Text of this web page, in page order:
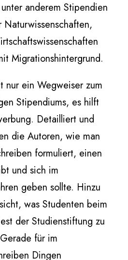
anderem Stipendien
Migrationshintergrund.
nur ein Wegweiser zum
Stipendiums, es hilft
Detailliert und
die Autoren, wie man
formuliert, einen
und sich im
geben sollte. Hinzu
was Studenten beim
der Studienstiftung zu
für im
Dingen